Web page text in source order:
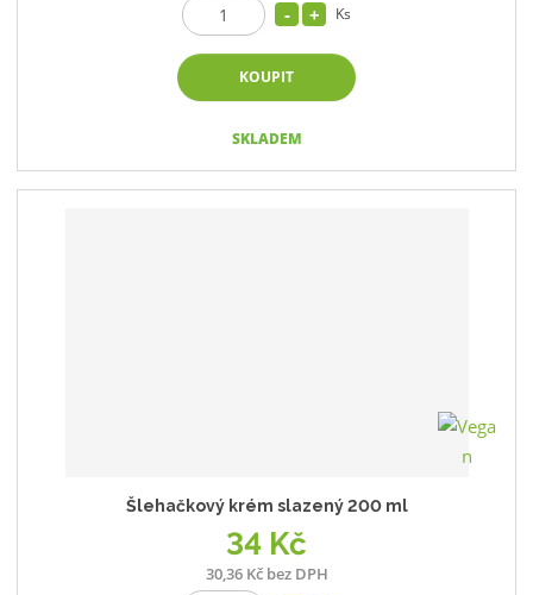
Ks
KOUPIT
SKLADEM
Šlehačkový krém slazený 200 ml
34 Kč
30,36 Kč bez DPH